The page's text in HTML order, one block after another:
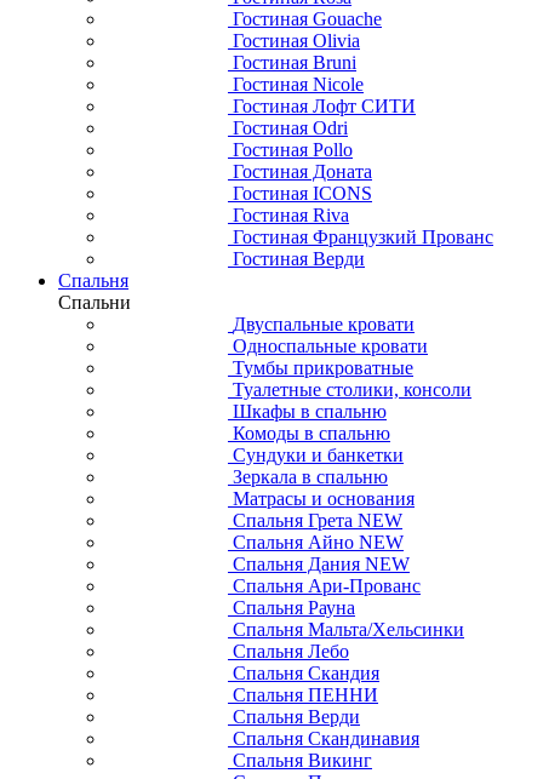
Гостиная Gouache
Гостиная Olivia
Гостиная Bruni
Гостиная Nicole
Гостиная Лофт СИТИ
Гостиная Odri
Гостиная Pollo
Гостиная Доната
Гостиная ICONS
Гостиная Riva
Гостиная Французкий Прованс
Гостиная Верди
Спальня
Спальни
Двуспальные кровати
Односпальные кровати
Тумбы прикроватные
Туалетные столики, консоли
Шкафы в спальню
Комоды в спальню
Сундуки и банкетки
Зеркала в спальню
Матрасы и основания
Спальня Грета NEW
Спальня Айно NEW
Спальня Дания NEW
Спальня Ари-Прованс
Спальня Рауна
Спальня Мальта/Хельсинки
Спальня Лебо
Спальня Скандия
Спальня ПЕННИ
Спальня Верди
Спальня Скандинавия
Спальня Викинг